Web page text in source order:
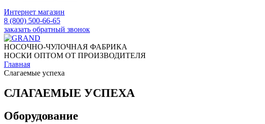
Интернет магазин
8 (800) 500-66-65
заказать обратный звонок
НОСОЧНО-ЧУЛОЧНАЯ ФАБРИКА
НОСКИ ОПТОМ ОТ ПРОИЗВОДИТЕЛЯ
Главная
Слагаемые успеха
СЛАГАЕМЫЕ УСПЕХА
Оборудование